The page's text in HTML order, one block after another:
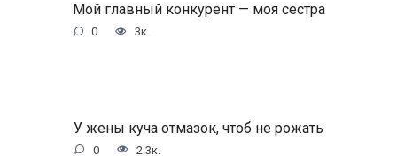
Мой главный конкурент — моя сестра
0 3к.
У жены куча отмазок, чтоб не рожать
0 2.3к.